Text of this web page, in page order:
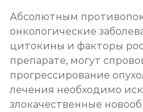
Абсолютным
онкологические
цитокины и факторы
препарате, могут
прогрессирование
лечения необходимо
злокачественные